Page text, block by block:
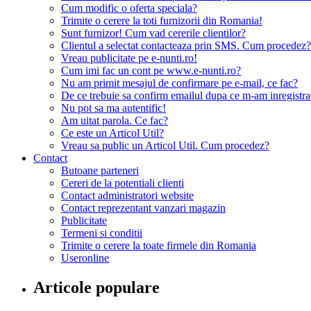
Cum modific o oferta speciala?
Trimite o cerere la toti furnizorii din Romania!
Sunt furnizor! Cum vad cererile clientilor?
Clientul a selectat contacteaza prin SMS. Cum procedez?
Vreau publicitate pe e-nunti.ro!
Cum imi fac un cont pe www.e-nunti.ro?
Nu am primit mesajul de confirmare pe e-mail, ce fac?
De ce trebuie sa confirm emailul dupa ce m-am
Nu pot sa ma autentific!
Am uitat parola. Ce fac?
Ce este un Articol Util?
Vreau sa public un Articol Util. Cum procedez?
Contact
Butoane parteneri
Cereri de la potentiali clienti
Contact administratori website
Contact reprezentant vanzari magazin
Publicitate
Termeni si conditii
Trimite o cerere la toate firmele din Romania
Useronline
Articole populare